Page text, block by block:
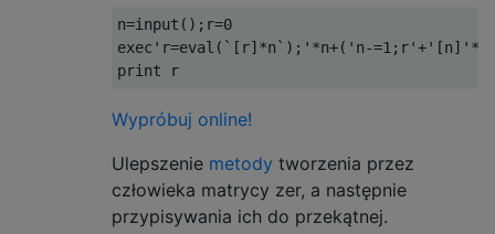
n=input (); r=0
exec 'r=eval(`[r]*n`);' *n+( 'n-=1;r'+'[n]' *
print r
Wypróbuj online!
Ulepszenie metody tworzenia przez
człowieka matrycy zer, a następnie
przypisywania ich do przekątnej.